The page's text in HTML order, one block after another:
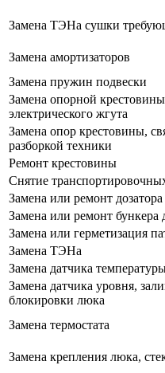
Замена ТЭНа сушки
Замена амортизаторов
Замена пружин подвески
Замена опорной
электрического жгута
Замена опор крестовины,
разборкой техники
Ремонт крестовины
Снятие
Замена или ремонт дозатора
Замена или ремонт бункера
Замена или герметизация
Замена ТЭНа
Замена датчика
Замена датчика уровня,
блокировки люка
Замена термостата
Замена крепления люка,